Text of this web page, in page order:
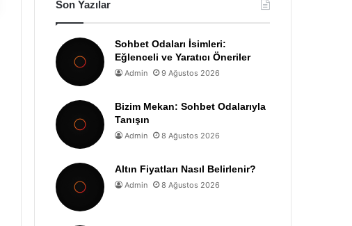
Son Yazılar
Sohbet Odaları İsimleri:
Eğlenceli ve Yaratıcı Öneriler
Admin 9 Ağustos 2026
Bizim Mekan: Sohbet Odalarıyla
Tanışın
Admin 8 Ağustos 2026
Altın Fiyatları Nasıl Belirlenir?
Admin 8 Ağustos 2026